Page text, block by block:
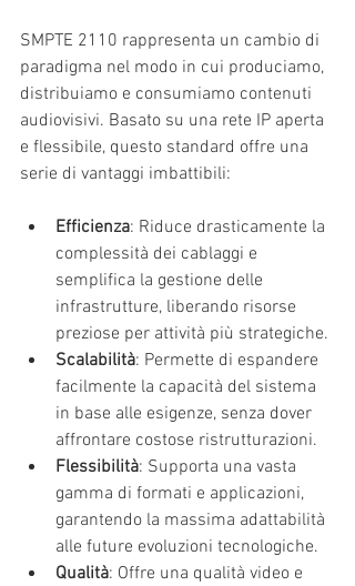
SMPTE 2110 rappresenta un cambio di
paradigma nel modo in cui produciamo,
distribuiamo e consumiamo contenuti
audiovisivi. Basato su una rete IP aperta
e flessibile, questo standard offre una
serie di vantaggi imbattibili:
Efficienza: Riduce drasticamente la
complessità dei cablaggi e
semplifica la gestione delle
infrastrutture, liberando risorse
preziose per attività più strategiche.
Scalabilità: Permette di espandere
facilmente la capacità del sistema
in base alle esigenze, senza dover
affrontare costose ristrutturazioni.
Flessibilità: Supporta una vasta
gamma di formati e applicazioni,
garantendo la massima adattabilità
alle future evoluzioni tecnologiche.
Qualità: Offre una qualità video e